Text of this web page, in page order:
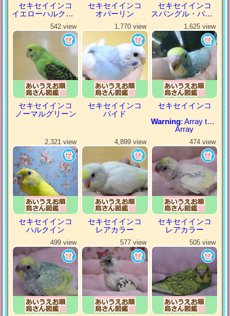
セキセイインコ
イエローハルクイン
セキセイインコ
オパーリン
セキセイインコ
スパングル・バイオレット
542 view
セキセイインコ
ノーマルグリーン
1,770 view
セキセイインコ
パイド
1,625 view
セキセイインコ
Warning: Array to string conversion in
Array
2,321 view
セキセイインコ
ハルクイン
4,899 view
セキセイインコ
レアカラー
474 view
セキセイインコ
レアカラー
499 view 577 view 505 view